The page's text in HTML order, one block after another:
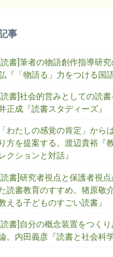
事
[読書]筆者の物語創作指導研
『「物語る」力をつける国
[読書]社会的営みとしての読
正成『読書スタディーズ』
「わたしの感覚の肯定」から
り方を提案する。渡辺貴裕『
レクションと対話』
[読書]研究者視点と保護者視
読書教育のすすめ。猪原敬
える子どものすごい読書』
[読書]自分の概念装置をつく
。内田義彦『読書と社会科学